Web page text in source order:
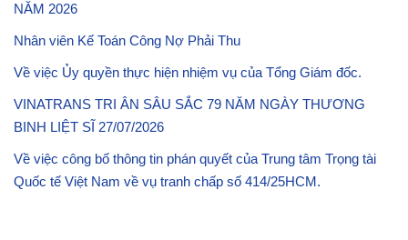
NĂM 2026
Nhân viên Kế Toán Công Nợ Phải Thu
Về việc Ủy quyền thực hiện nhiệm vụ của Tổng Giám đốc.
VINATRANS TRI ÂN SÂU SẮC 79 NĂM NGÀY THƯƠNG
BINH LIỆT SĨ 27/07/2026
Về việc công bố thông tin phán quyết của Trung tâm Trọng tài
Quốc tế Việt Nam về vụ tranh chấp số 414/25HCM.